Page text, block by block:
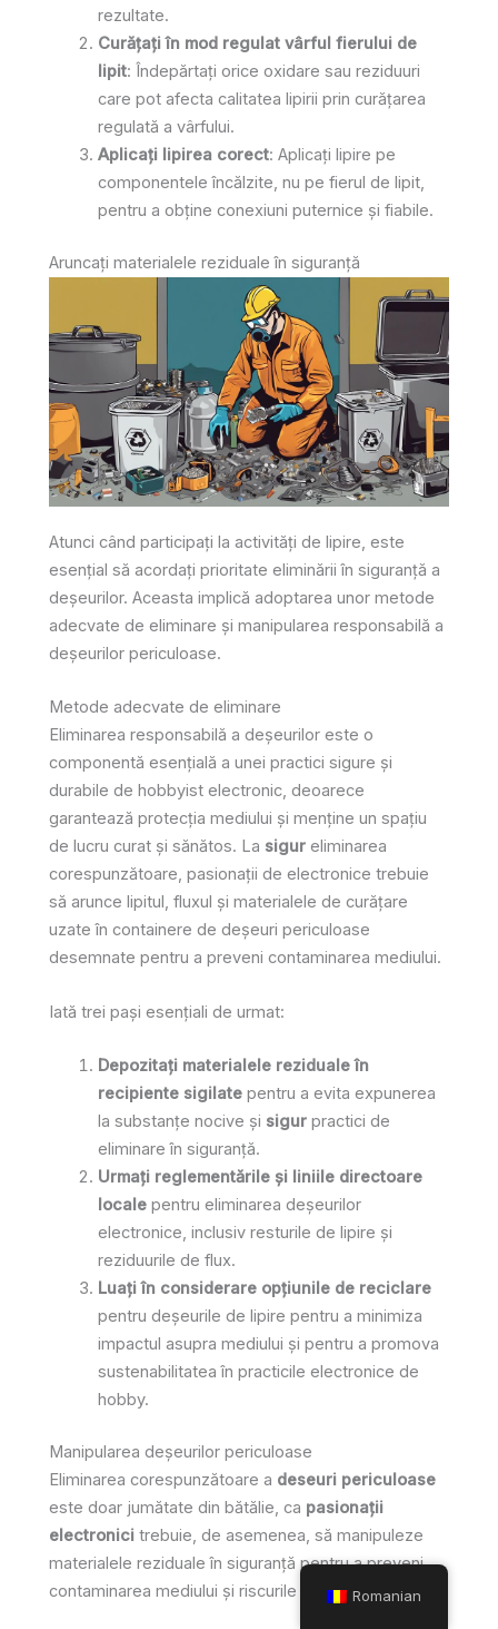
rezultate.
Curățați în mod regulat vârful fierului de
lipit: Îndepărtați orice oxidare sau reziduuri
care pot afecta calitatea lipirii prin curățarea
regulată a vârfului.
Aplicați lipirea corect: Aplicați lipire pe
componentele încălzite, nu pe fierul de lipit,
pentru a obține conexiuni puternice și fiabile.
Aruncați materialele reziduale în siguranță
Atunci când participați la activități de lipire, este
esențial să acordați prioritate eliminării în siguranță a
deșeurilor. Aceasta implică adoptarea unor metode
adecvate de eliminare și manipularea responsabilă a
deșeurilor periculoase.
Metode adecvate de eliminare
Eliminarea responsabilă a deșeurilor este o
componentă esențială a unei practici sigure și
durabile de hobbyist electronic, deoarece
garantează protecția mediului și menține un spațiu
de lucru curat și sănătos. La sigur eliminarea
corespunzătoare, pasionații de electronice trebuie
să arunce lipitul, fluxul și materialele de curățare
uzate în containere de deșeuri periculoase
desemnate pentru a preveni contaminarea mediului.
Iată trei pași esențiali de urmat:
Depozitați materialele reziduale în
recipiente sigilatepentru a evita expunerea
la substanţe nocive şi sigurpractici de
eliminare în siguranță.
Urmați reglementările și liniile directoare
localepentru eliminarea deșeurilor
electronice, inclusiv resturile de lipire și
reziduurile de flux.
Luați în considerare opțiunile de reciclare
pentru deșeurile de lipire pentru a minimiza
impactul asupra mediului și pentru a promova
sustenabilitatea în practicile electronice de
hobby.
Manipularea deșeurilor periculoase
Eliminarea corespunzătoare a deseuri periculoase
este doar jumătate din bătălie, ca pasionații
electronici trebuie, de asemenea, să manipuleze
materialele reziduale în siguranță pentru a preveni
contaminarea mediului și riscurile pentru sănătate.
Romanian